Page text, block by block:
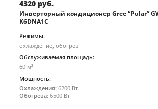
4320 руб.
Инверторный кондиционер Gree “Pular”
K6DNA1C
Режимы:
охлаждение, обогрев
Обслуживаемая площадь:
60 м²
Мощность:
Охлаждения: 6200 Вт
Обогрева: 6500 Вт